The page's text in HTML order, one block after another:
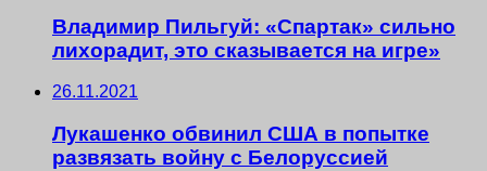
Владимир Пильгуй: «Спартак» сильно
лихорадит, это сказывается на игре»
26.11.2021
Лукашенко обвинил США в попытке
развязать войну с Белоруссией